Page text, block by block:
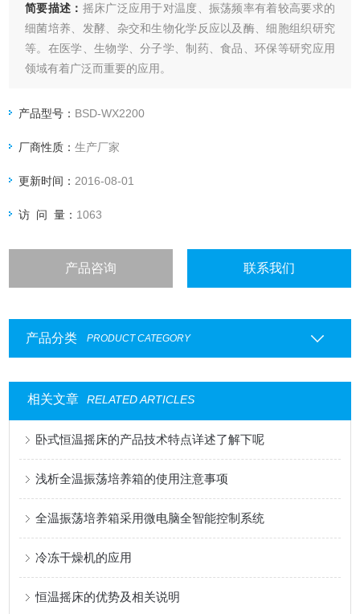
简要描述： 摇床广泛应用于对温度、振荡频率有着较高要求的
细菌培养、发酵、杂交和生物化学反应以及酶、细胞组织研究
等。在医学、生物学、分子学、制药、食品、环保等研究应用
领域有着广泛而重要的应用。
产品型号： BSD-WX2200
厂商性质：生产厂家
更新时间： 2016-08-01
访 问 量： 1063
产品咨询 联系我们
产品分类 PRODUCT CATEGORY
相关文章 RELATED ARTICLES
卧式恒温摇床的产品技术特点详述了解下呢
浅析全温振荡培养箱的使用注意事项
全温振荡培养箱采用微电脑全智能控制系统
冷冻干燥机的应用
恒温摇床的优势及相关说明